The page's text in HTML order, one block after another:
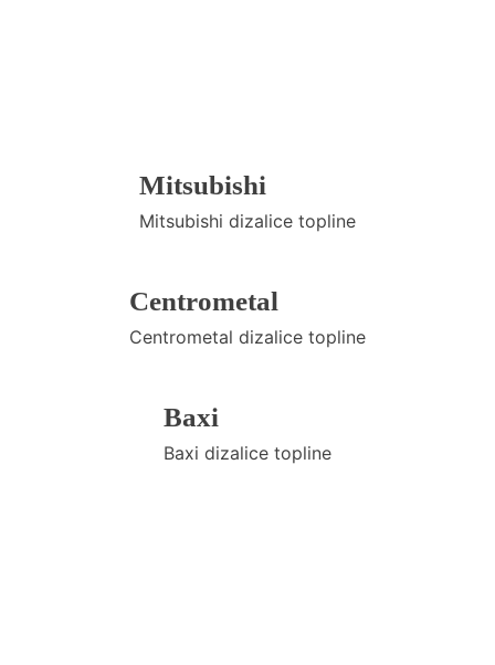
Mitsubishi
Mitsubishi dizalice topline
Centrometal
Centrometal dizalice topline
Baxi
Baxi dizalice topline